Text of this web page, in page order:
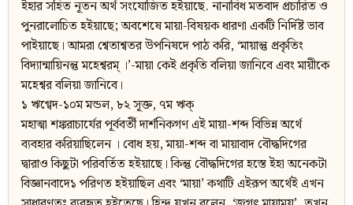
ইহার সহিত নূতন অর্থ সংযোজিত হইয়াছে. নানাবিধ মতবাদ প্রচারিত ও
পুনরালোচিত হইয়াছে; অবশেষে মায়া-বিষয়ক ধারণা একটি নির্দিষ্ট ভাব
পাইয়াছে। আমরা শ্বেতাশ্বতর উপনিষদে পাঠ করি, ‘মায়ান্তু প্রকৃতিং
বিদ্যান্মায়িনন্তু মহেশ্বরম্ ।’-মায়া কেই প্রকৃতি বলিয়া জানিবে এবং মায়ীকে
মহেশ্বর বলিয়া জানিবে।
১ ঋগ্বেদ-১০ম মন্ডল, ৮২ সূক্ত, ৭ম ঋক্
মহাত্মা শঙ্করাচার্যের পূর্ববর্তী দার্শনিকগণ এই মায়া-শব্দ বিভিন্ন অর্থে
ব্যবহার করিয়াছিলেন । বোধ হয়, মায়া-শব্দ বা মায়াবাদ বৌদ্ধদিগের
দ্বারাও কিছুটা পরিবর্তিত হইয়াছে। কিন্তু বৌদ্ধদিগের হস্তে ইহা অনেকটা
বিজ্ঞানবাদে১ পরিণত হইয়াছিল এবং ‘মায়া’ কথাটি এইরূপ অর্থেই এখন